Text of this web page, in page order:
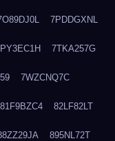
7PDDGXNL
7TKA257G
7WZCNQ7C
81F9BZC4 82LF82LT
895NL72T